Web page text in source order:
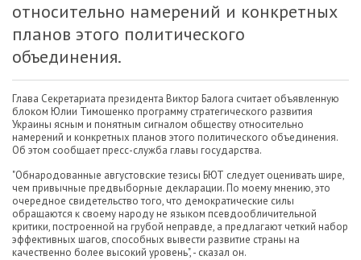
относительно намерений и конкретных
планов этого политического
объединения.
Глава Секретариата президента Виктор Балога считает объявленную
блоком Юлии Тимошенко программу стратегического развития
Украины ясным и понятным сигналом обществу относительно
намерений и конкретных планов этого политического объединения.
Об этом сообщает пресс-служба главы государства.
"Обнародованные августовские тезисы БЮТ следует оценивать шире,
чем привычные предвыборные декларации. По моему мнению, это
очередное свидетельство того, что демократические силы
обращаются к своему народу не языком псевдообличительной
критики, построенной на грубой неправде, а предлагают четкий набор
эффективных шагов, способных вывести развитие страны на
качественно более высокий уровень", - сказал он.